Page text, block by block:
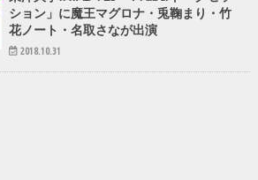
ション」に魔王マグロナ・兎鞠まり・竹
花ノート・名取さなが出演
2018.10.31